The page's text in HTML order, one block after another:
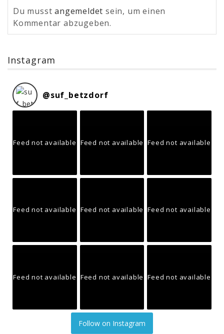
Du musstangemeldet sein, um einen
Kommentar abzugeben.
Instagram
@suf_betzdorf
Feed not available Feed not available Feed not available
Feed not available Feed not available Feed not available
Feed not available Feed not available Feed not available
Follow on Instagram